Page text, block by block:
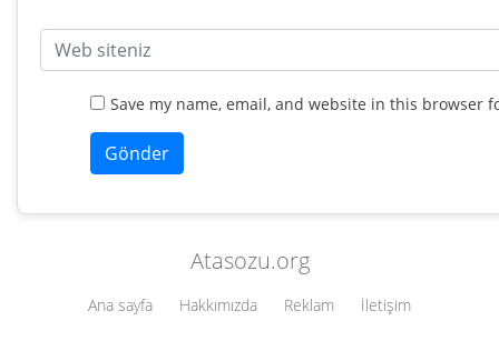
Save my name, email, and website in this browser
Atasozu.org
Ana sayfa Hakkımızda Reklam İletişim